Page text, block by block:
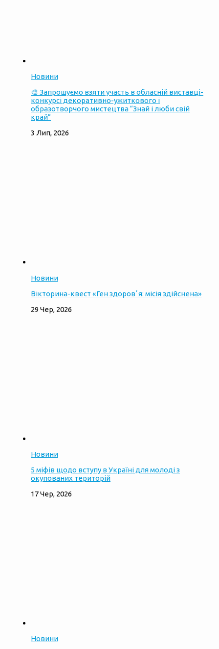
Новини
🎨 Запрошуємо взяти участь в обласній виставці-
конкурсі декоративно-ужиткового і
образотворчого мистецтва “Знай і люби свій
край”
3 Лип, 2026
Новини
Вікторина-квест «Ген здоровʼя: місія здійснена»
29 Чер, 2026
Новини
5 міфів щодо вступу в Україні для молоді з
окупованих територій
17 Чер, 2026
Новини